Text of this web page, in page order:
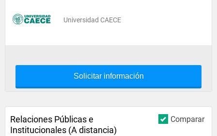
Universidad CAECE
Solicitar información
Comparar
Relaciones Públicas e
Institucionales (A distancia)